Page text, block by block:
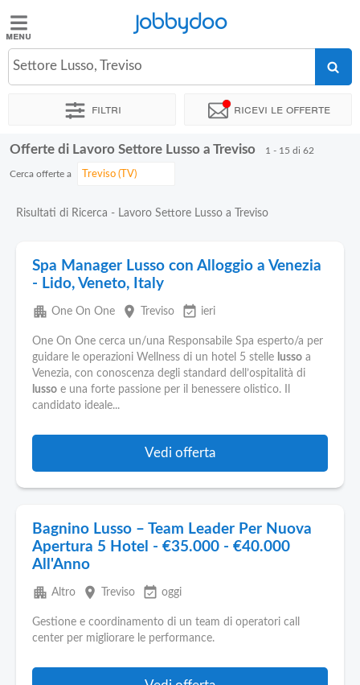
Jobbydoo
Offerte
Stipendi
Elenco
Blog
Pubblica
Offerte
Jobbydoo
Settore Lusso, Treviso
Filtri Ricevi le offerte
Offerte di Lavoro Settore Lusso a Treviso 1 - 15 di 62
Cerca offerte a
Risultati di Ricerca - Lavoro Settore Lusso a Treviso
Spa Manager Lusso con Alloggio a Venezia
- Lido, Veneto, Italy
apartment One On One place Treviso event_available ieri
One On One cerca un/una Responsabile Spa esperto/a per
guidare le operazioni Wellness di un hotel 5 stelle lusso a
Venezia, con conoscenza degli standard dell’ospitalità di
lusso e una forte passione per il benessere olistico. Il
candidato ideale...
Vedi offerta
Bagnino Lusso – Team Leader Per Nuova
Apertura 5 Hotel - €35.000 - €40.000
All'Anno
apartment Altro place Treviso event_available oggi
Gestione e coordinamento di un team di operatori call
center per migliorare le performance.